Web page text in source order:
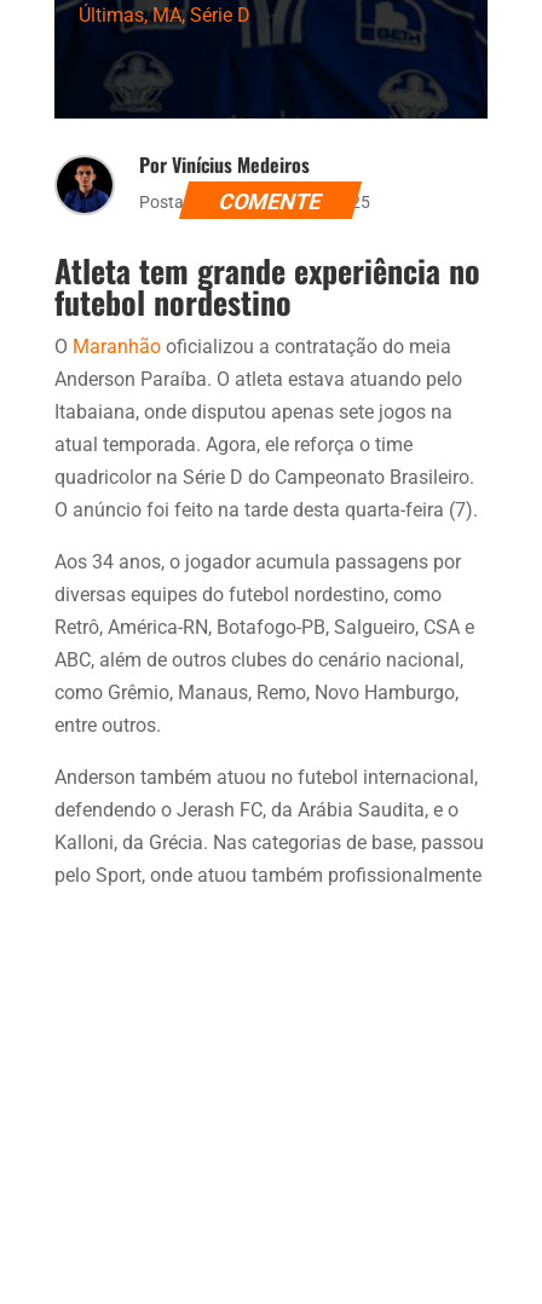
Últimas,MA,Série D
Por Vinícius Medeiros
Postado dia 7 de maio de 2025
COMENTE
Atleta tem grande experiência no
futebol nordestino
O Maranhãooficializou a contratação do meia
Anderson Paraíba. O atleta estava atuando pelo
Itabaiana, onde disputou apenas sete jogos na
atual temporada. Agora, ele reforça o time
quadricolor na Série D do Campeonato Brasileiro.
O anúncio foi feito na tarde desta quarta-feira (7).
Aos 34 anos, o jogador acumula passagens por
diversas equipes do futebol nordestino, como
Retrô, América-RN, Botafogo-PB, Salgueiro, CSA e
ABC, além de outros clubes do cenário nacional,
como Grêmio, Manaus, Remo, Novo Hamburgo,
entre outros.
Anderson também atuou no futebol internacional,
defendendo o Jerash FC, da Arábia Saudita, e o
Kalloni, da Grécia. Nas categorias de base, passou
pelo Sport, onde atuou também profissionalmente